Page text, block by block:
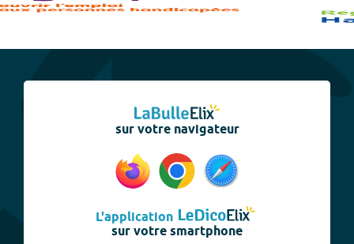
sur votre navigateur
L'application
sur votre smartphone